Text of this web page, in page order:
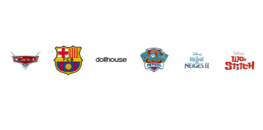
Brands Carousel